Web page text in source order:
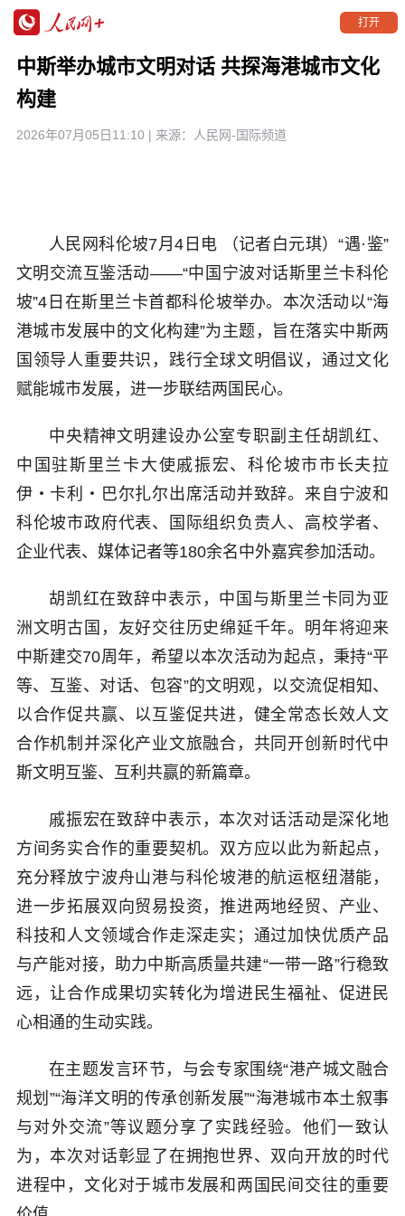
打开
中斯举办城市文明对话 共探海港城市文化
构建
2026年07月05日11:10 | 来源： 人民网-国际频道
人民网科伦坡7月4日电 （记者白元琪）“遇·鉴”
文明交流互鉴活动——“中国宁波对话斯里兰卡科伦
坡”4日在斯里兰卡首都科伦坡举办。本次活动以“海
港城市发展中的文化构建”为主题，旨在落实中斯两
国领导人重要共识，践行全球文明倡议，通过文化
赋能城市发展，进一步联结两国民心。
中央精神文明建设办公室专职副主任胡凯红、
中国驻斯里兰卡大使戚振宏、科伦坡市市长夫拉
伊・卡利・巴尔扎尔出席活动并致辞。来自宁波和
科伦坡市政府代表、国际组织负责人、高校学者、
企业代表、媒体记者等180余名中外嘉宾参加活动。
胡凯红在致辞中表示，中国与斯里兰卡同为亚
洲文明古国，友好交往历史绵延千年。明年将迎来
中斯建交70周年，希望以本次活动为起点，秉持“平
等、互鉴、对话、包容”的文明观，以交流促相知、
以合作促共赢、以互鉴促共进，健全常态长效人文
合作机制并深化产业文旅融合，共同开创新时代中
斯文明互鉴、互利共赢的新篇章。
戚振宏在致辞中表示，本次对话活动是深化地
方间务实合作的重要契机。双方应以此为新起点，
充分释放宁波舟山港与科伦坡港的航运枢纽潜能，
进一步拓展双向贸易投资，推进两地经贸、产业、
科技和人文领域合作走深走实；通过加快优质产品
与产能对接，助力中斯高质量共建“一带一路”行稳致
远，让合作成果切实转化为增进民生福祉、促进民
心相通的生动实践。
在主题发言环节，与会专家围绕“港产城文融合
规划”“海洋文明的传承创新发展”“海港城市本土叙事
与对外交流”等议题分享了实践经验。他们一致认
为，本次对话彰显了在拥抱世界、双向开放的时代
进程中，文化对于城市发展和两国民间交往的重要